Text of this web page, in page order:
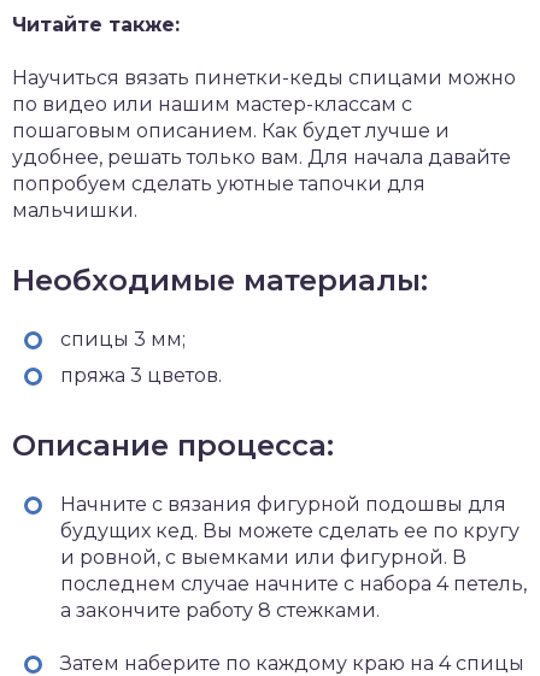
Читайте также:
Научиться вязать пинетки-кеды спицами можно
по видео или нашим мастер-классам с
пошаговым описанием. Как будет лучше и
удобнее, решать только вам. Для начала давайте
попробуем сделать уютные тапочки для
мальчишки.
Необходимые материалы:
спицы 3 мм;
пряжа 3 цветов.
Описание процесса:
Начните с вязания фигурной подошвы для
будущих кед. Вы можете сделать ее по кругу
и ровной, с выемками или фигурной. В
последнем случае начните с набора 4 петель,
а закончите работу 8 стежками.
Затем наберите по каждому краю на 4 спицы